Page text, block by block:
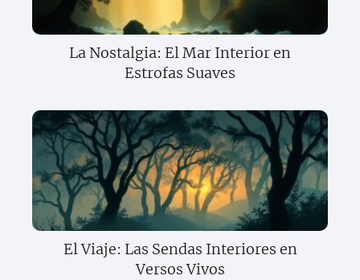
La Nostalgia: El Mar Interior en
Estrofas Suaves
El Viaje: Las Sendas Interiores en
Versos Vivos